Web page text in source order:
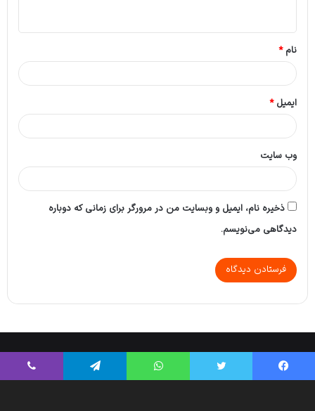
*
نام*
ایمیل*
وب‌ سایت
ذخیره نام، ایمیل و وبسایت من در مرورگر برای زمانی که دوباره
دیدگاهی می‌نویسم.